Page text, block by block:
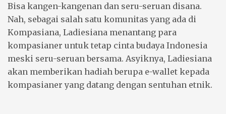
Bisa kangen-kangenan dan seru-seruan disana.
Nah, sebagai salah satu komunitas yang ada di
Kompasiana, Ladiesiana menantang para
kompasianer untuk tetap cinta budaya Indonesia
meski seru-seruan bersama. Asyiknya, Ladiesiana
akan memberikan hadiah berupa e-wallet kepada
kompasianer yang datang dengan sentuhan etnik.